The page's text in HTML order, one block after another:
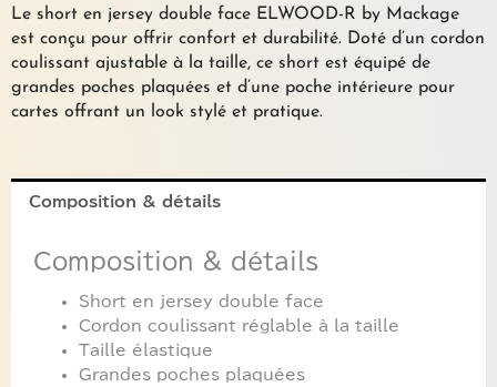
"ELWOOD-
R"
MACKAGE
Le short en jersey double face ELWOOD-R by Mackage
est conçu pour offrir confort et durabilité. Doté d’un cordon
coulissant ajustable à la taille, ce short est équipé de
grandes poches plaquées et d’une poche intérieure pour
cartes offrant un look stylé et pratique.
Composition & détails
Composition & détails
Short en jersey double face
Cordon coulissant réglable à la taille
Taille élastique
Grandes poches plaquées